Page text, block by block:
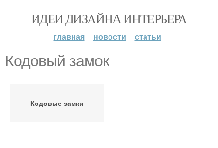
ИДЕИ ДИЗАЙНА ИНТЕРЬЕРА
главная новости статьи
Кодовый замок
Кодовые замки